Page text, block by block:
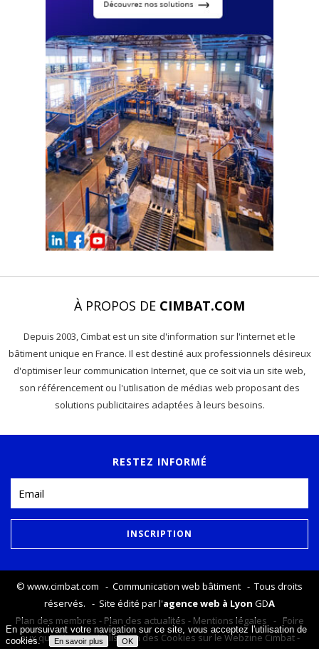
À PROPOS DE CIMBAT.COM
Depuis 2003, Cimbat est un site d'information sur l'internet et le
bâtiment unique en France. Il est destiné aux professionnels désireux
d'optimiser leur communication Internet, que ce soit via un site web,
son référencement ou l'utilisation de médias web proposant des
solutions publicitaires adaptées à leurs besoins.
RESTEZ INFORMÉ
© www.cimbat.com - Communication web bâtiment - Tous droits
réservés. - Site édité par l'agence web à Lyon GDA
Plan des membres -Plan des actualités -Mentions légales - Foire
aux questions-Utilisation des Cookies sur le Webzine Cimbat-
En poursuivant votre navigation sur ce site, vous acceptez l'utilisation de
cookies.
En savoir plus OK